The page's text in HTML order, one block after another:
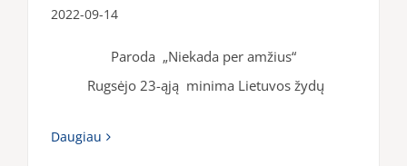
2022-09-14
Paroda „Niekada per amžius“
Rugsėjo 23-ąją minima Lietuvos žydų
Daugiau